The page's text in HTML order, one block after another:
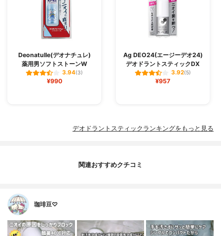
Deonatulle(デオナチュレ)
薬用男ソフトストーンW
3.94(3)
¥990
Ag DEO24(エージーデオ24)
デオドラントスティックDX
3.92(5)
¥957
デオドラントスティックランキングをもっと見る
関連おすすめクチコミ
珈琲豆♡